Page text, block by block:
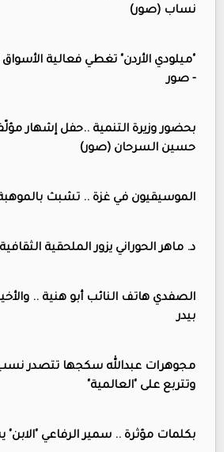
نساب (صور)
"ميلودي الأردن" تغطي فعالية الأسواق
- صور
بحضور وزيرة التنمية ..حفل إشهار
حسين السرحان (صور)
الموسيقيون في غزة .. تشبث
د. ماهر الحوراني يزور الملحقية
الصفدي هاتف النائب أبو هنية ..
بيدر
مجوهرات عبدالله سكجها تتصدر
وتتربع على "العالمية"
بكلمات مؤثرة .. سمير الرفاعي "الابن"